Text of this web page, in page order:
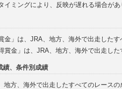
イミングにより、反映が遅れる場合があ
金」は、JRA、地方、海外で出走した
賞金」は、JRA、地方、海外で出走し
績、条件別成績
地方、海外で出走したすべてのレース